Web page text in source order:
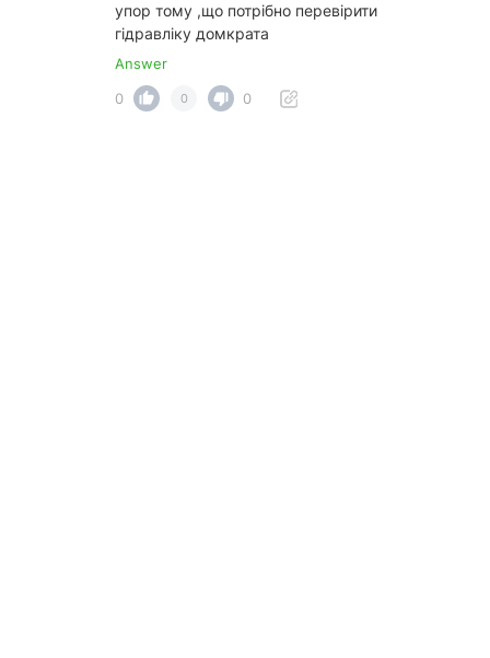
упор тому ,що потрібно перевірити
гідравліку домкрата
Answer
0
0 0